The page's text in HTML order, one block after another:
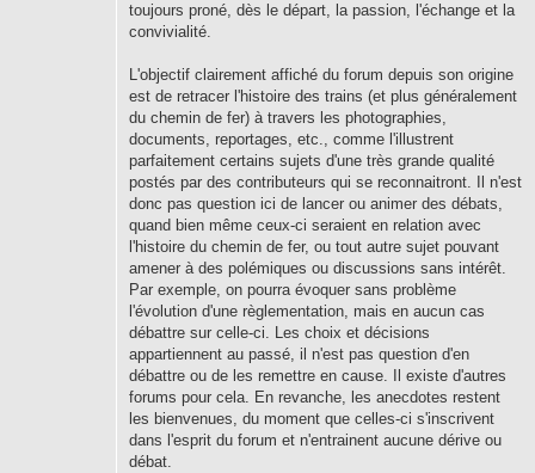
toujours proné, dès le départ, la passion, l'échange et la
convivialité.
L'objectif clairement affiché du forum depuis son origine
est de retracer l'histoire des trains (et plus généralement
du chemin de fer) à travers les photographies,
documents, reportages, etc., comme l'illustrent
parfaitement certains sujets d'une très grande qualité
postés par des contributeurs qui se reconnaitront. Il n'est
donc pas question ici de lancer ou animer des débats,
quand bien même ceux-ci seraient en relation avec
l'histoire du chemin de fer, ou tout autre sujet pouvant
amener à des polémiques ou discussions sans intérêt.
Par exemple, on pourra évoquer sans problème
l'évolution d'une règlementation, mais en aucun cas
débattre sur celle-ci. Les choix et décisions
appartiennent au passé, il n'est pas question d'en
débattre ou de les remettre en cause. Il existe d'autres
forums pour cela. En revanche, les anecdotes restent
les bienvenues, du moment que celles-ci s'inscrivent
dans l'esprit du forum et n'entrainent aucune dérive ou
débat.